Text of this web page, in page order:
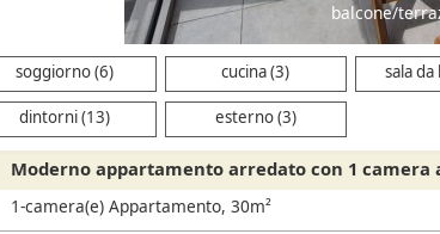
balcone/
soggiorno (6) cucina (3) sala
dintorni (13) esterno (3)
Moderno appartamento arredato con 1 camera
1-camera(e) Appartamento, 30m²